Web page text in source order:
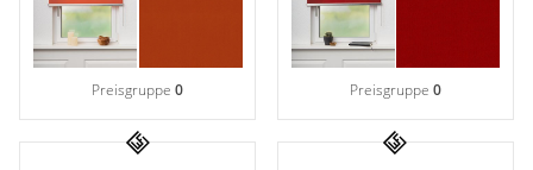
Preisgruppe0 Preisgruppe 0